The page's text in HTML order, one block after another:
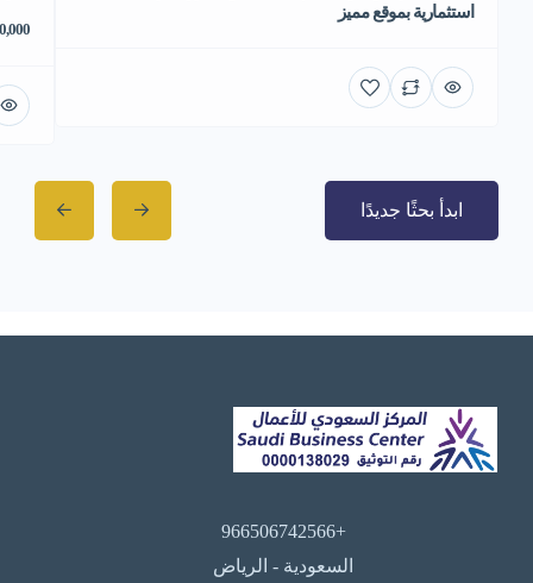
استثمارية بموقع مميز
70,000
ابدأ بحثًا جديدًا
+966506742566
السعودية - الرياض